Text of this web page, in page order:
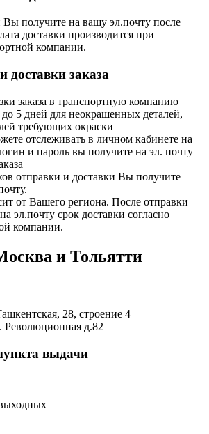
Вы получите на вашу эл.почту после
доставки производится при
компании.
доставки заказа
заказа в транспортную компанию
до 5 дней для неокрашенных деталей,
требующих окраски
отслеживать в личном кабинете на
и пароль вы получите на эл. почту
отправки и доставки Вы получите
от Вашего региона. После отправки
эл.почту срок доставки согласно
компании.
и Тольятти
28, строение 4
Революционная д.82
выдачи